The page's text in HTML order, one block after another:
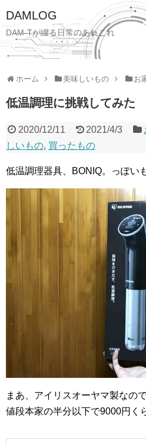
DAMLOG
DAM-Tが綴る日常のあれこれ
ホーム 美味しいもの お
低温調理に挑戦してみた
2020/12/11 2021/4/3
しいもの, 買ったもの
低温調理器具、BONIQ。っぽい
まあ、アイリスオーヤマ製なの
値段本家の半分以下で9000円く